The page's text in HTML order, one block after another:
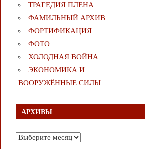
ТРАГЕДИЯ ПЛЕНА
ФАМИЛЬНЫЙ АРХИВ
ФОРТИФИКАЦИЯ
ФОТО
ХОЛОДНАЯ ВОЙНА
ЭКОНОМИКА И
ВООРУЖЁННЫЕ СИЛЫ
АРХИВЫ
Архивы